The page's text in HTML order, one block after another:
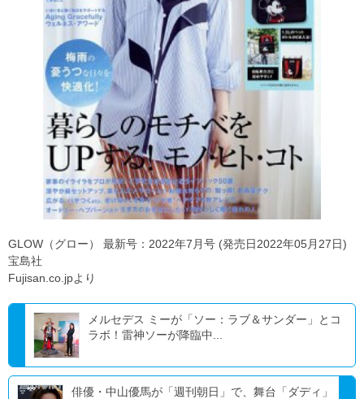
GLOW（グロー） 最新号：2022年7月号 (発売日2022年05月27日)
宝島社
Fujisan.co.jpより
メルセデス ミーが「ソー：ラブ＆サンダー」とコ
ラボ！雷神ソーが降臨中...
俳優・中山優馬が「週刊朝日」で、舞台「ダディ」